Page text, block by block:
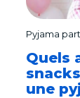
Pyjama
Quels
une